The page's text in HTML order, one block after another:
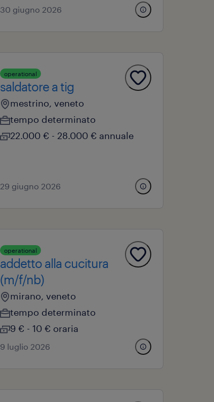
30 giugno 2026
operational
saldatore a tig
mestrino, veneto
tempo determinato
22.000 € - 28.000 € annuale
29 giugno 2026
operational
addetto alla cucitura
(m/f/nb)
mirano, veneto
tempo determinato
9 € - 10 € oraria
9 luglio 2026